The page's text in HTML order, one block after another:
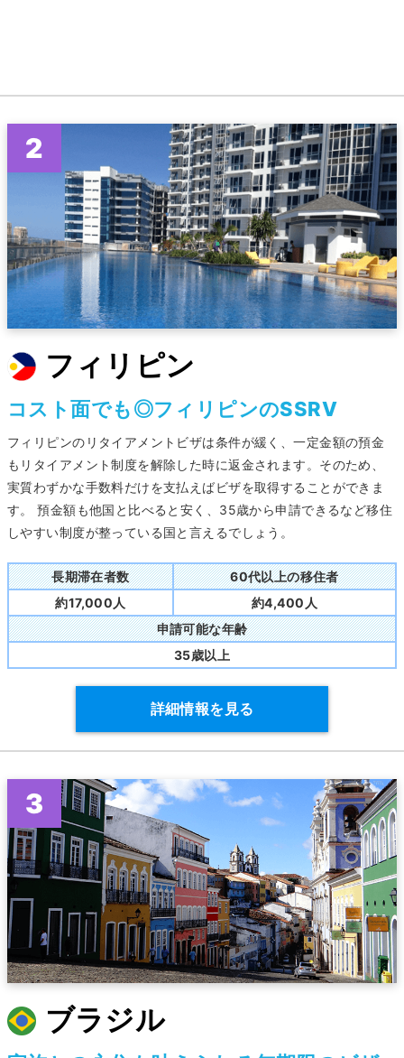
フィリピン
コスト面でも◎フィリピンのSSRV
フィリピンのリタイアメントビザは条件が緩く、一定金額の預金
もリタイアメント制度を解除した時に返金されます。そのため、
実質わずかな手数料だけを支払えばビザを取得することができま
す。 預金額も他国と比べると安く、35歳から申請できるなど移住
しやすい制度が整っている国と言えるでしょう。
長期滞在者数
60代以上の移住者
約17,000人
約4,400人
申請可能な年齢
35歳以上
詳細情報を見る
ブラジル